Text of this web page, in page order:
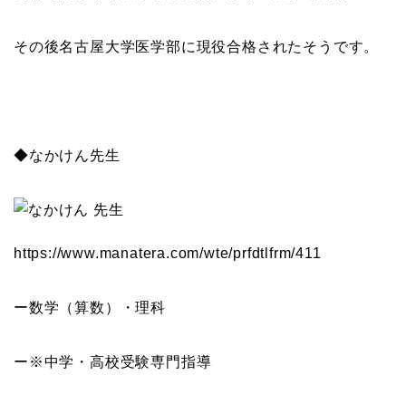
その後名古屋大学医学部に現役合格されたそうです。
◆なかけん先生
https://www.manatera.com/wte/prfdtlfrm/411
ー数学（算数）・理科
ー※中学・高校受験専門指導